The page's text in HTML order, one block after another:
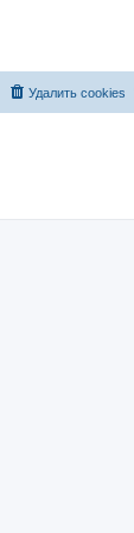
Удалить cookies